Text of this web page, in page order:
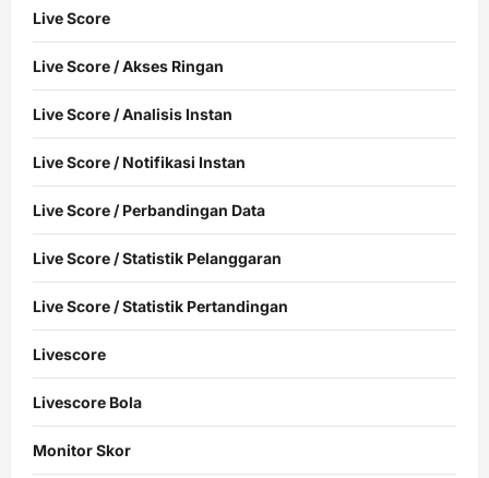
Live Score
Live Score / Akses Ringan
Live Score / Analisis Instan
Live Score / Notifikasi Instan
Live Score / Perbandingan Data
Live Score / Statistik Pelanggaran
Live Score / Statistik Pertandingan
Livescore
Livescore Bola
Monitor Skor